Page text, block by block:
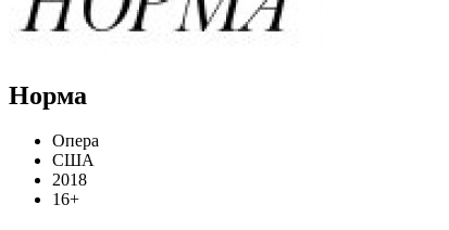
Норма
Опера
США
2018
16+